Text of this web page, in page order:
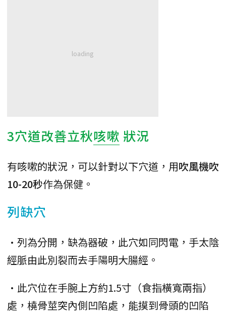
3穴道改善立秋咳嗽 狀況
有咳嗽的狀況，可以針對以下穴道，用吹風機吹
10-20秒作為保健。
列缺穴
•列為分開，缺為器破，此穴如同閃電，手太陰
經脈由此別裂而去手陽明大腸經。
•此穴位在手腕上方約1.5寸（食指橫寬兩指）
處，橈骨莖突內側凹陷處，能摸到骨頭的凹陷